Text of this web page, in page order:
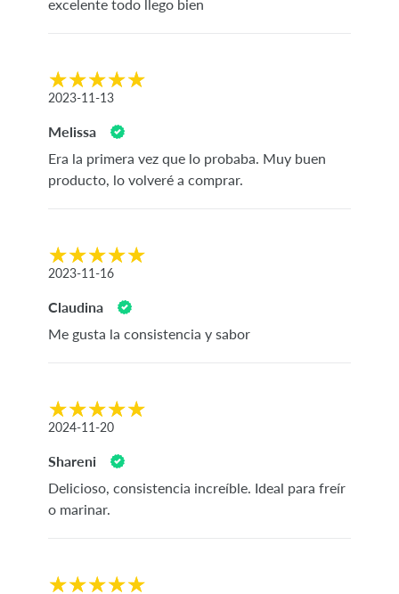
excelente todo llego bien
2023-11-13
Melissa
Era la primera vez que lo probaba. Muy buen
producto, lo volveré a comprar.
2023-11-16
Claudina
Me gusta la consistencia y sabor
2024-11-20
Shareni
Delicioso, consistencia increíble. Ideal para freír
o marinar.